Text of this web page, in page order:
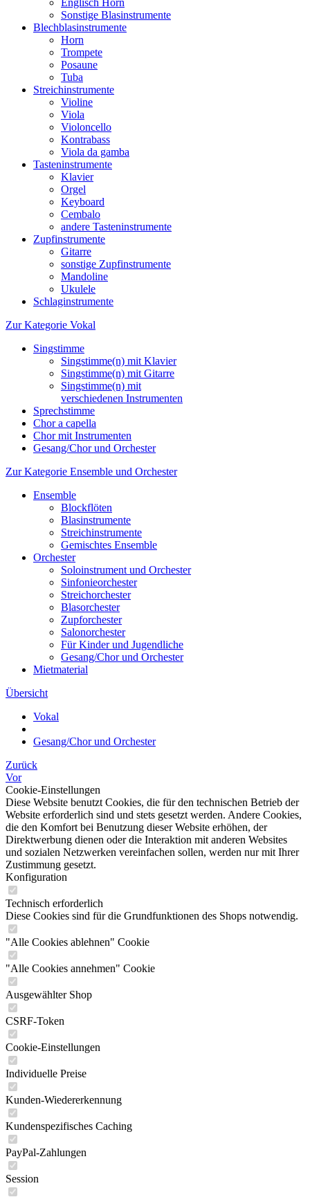
Englisch Horn
Sonstige Blasinstrumente
Blechblasinstrumente
Horn
Trompete
Posaune
Tuba
Streichinstrumente
Violine
Viola
Violoncello
Kontrabass
Viola da gamba
Tasteninstrumente
Klavier
Orgel
Keyboard
Cembalo
andere Tasteninstrumente
Zupfinstrumente
Gitarre
sonstige Zupfinstrumente
Mandoline
Ukulele
Schlaginstrumente
Zur Kategorie Vokal
Singstimme
Singstimme(n) mit Klavier
Singstimme(n) mit Gitarre
Singstimme(n) mit
verschiedenen Instrumenten
Sprechstimme
Chor a capella
Chor mit Instrumenten
Gesang/Chor und Orchester
Zur Kategorie Ensemble und Orchester
Ensemble
Blockflöten
Blasinstrumente
Streichinstrumente
Gemischtes Ensemble
Orchester
Soloinstrument und Orchester
Sinfonieorchester
Streichorchester
Blasorchester
Zupforchester
Salonorchester
Für Kinder und Jugendliche
Gesang/Chor und Orchester
Mietmaterial
Übersicht
Vokal
Gesang/Chor und Orchester
Zurück
Vor
Cookie-Einstellungen
Diese Website benutzt Cookies, die für den technischen Betrieb der
Website erforderlich sind und stets gesetzt werden. Andere Cookies,
die den Komfort bei Benutzung dieser Website erhöhen, der
Direktwerbung dienen oder die Interaktion mit anderen Websites
und sozialen Netzwerken vereinfachen sollen, werden nur mit Ihrer
Zustimmung gesetzt.
Konfiguration
Technisch erforderlich
Diese Cookies sind für die Grundfunktionen des Shops notwendig.
"Alle Cookies ablehnen" Cookie
"Alle Cookies annehmen" Cookie
Ausgewählter Shop
CSRF-Token
Cookie-Einstellungen
Individuelle Preise
Kunden-Wiedererkennung
Kundenspezifisches Caching
PayPal-Zahlungen
Session